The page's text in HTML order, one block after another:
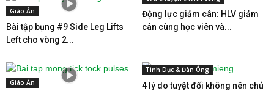
Giáo Án
Bài tập bụng #9 Side Leg Lifts
Left cho vòng 2...
Động lực giảm cân: HLV giảm
cân cùng học viên và...
Giáo Án
Tình Dục & Đàn Ông
4 lý do tuyệt đối không nên chủ